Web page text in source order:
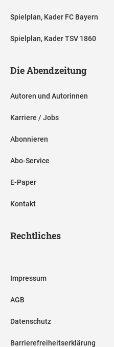
Spielplan, Kader FC Bayern
Spielplan, Kader TSV 1860
Die Abendzeitung
Autoren und Autorinnen
Karriere / Jobs
Abonnieren
Abo-Service
E-Paper
Kontakt
Rechtliches
Impressum
AGB
Datenschutz
Barrierefreiheitserklärung